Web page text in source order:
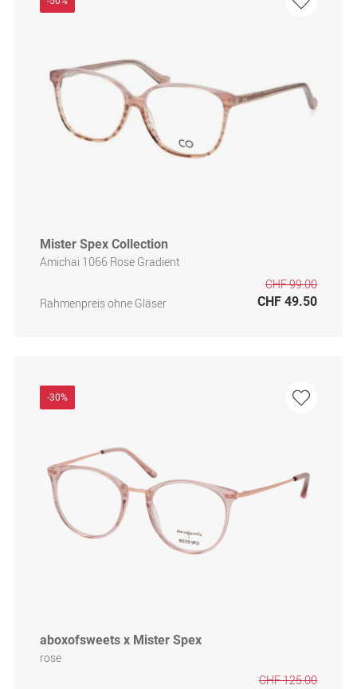
Mister Spex Collection
Amichai 1066 Rose Gradient
Rahmenpreis ohne Gläser
CHF 99.00
CHF 49.50
-30%
aboxofsweets x Mister Spex
rose
CHF 125.00